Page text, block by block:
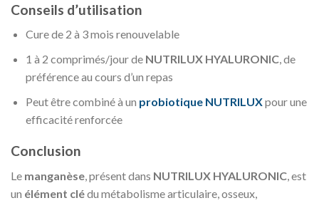
Conseils d’utilisation
Cure de 2 à 3 mois renouvelable
1 à 2 comprimés/jour de NUTRILUX HYALURONIC, de
préférence au cours d’un repas
Peut être combiné à un probiotique NUTRILUXpour une
efficacité renforcée
Conclusion
Le manganèse, présent dans NUTRILUX HYALURONIC, est
un élément clédu métabolisme articulaire, osseux,